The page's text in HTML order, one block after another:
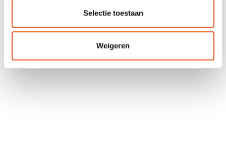
Selectie toestaan
Weigeren
persoonlijke ontwikkeling. Ik heb al
veel geleerd."